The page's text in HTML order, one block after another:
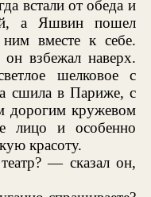
встали от обеда и
а Яшвин пошел
вместе к себе.
он взбежал наверх.
шелковое с
сшила в Париже, с
дорогим кружевом
лицо и особенно
красоту.
— сказал он,